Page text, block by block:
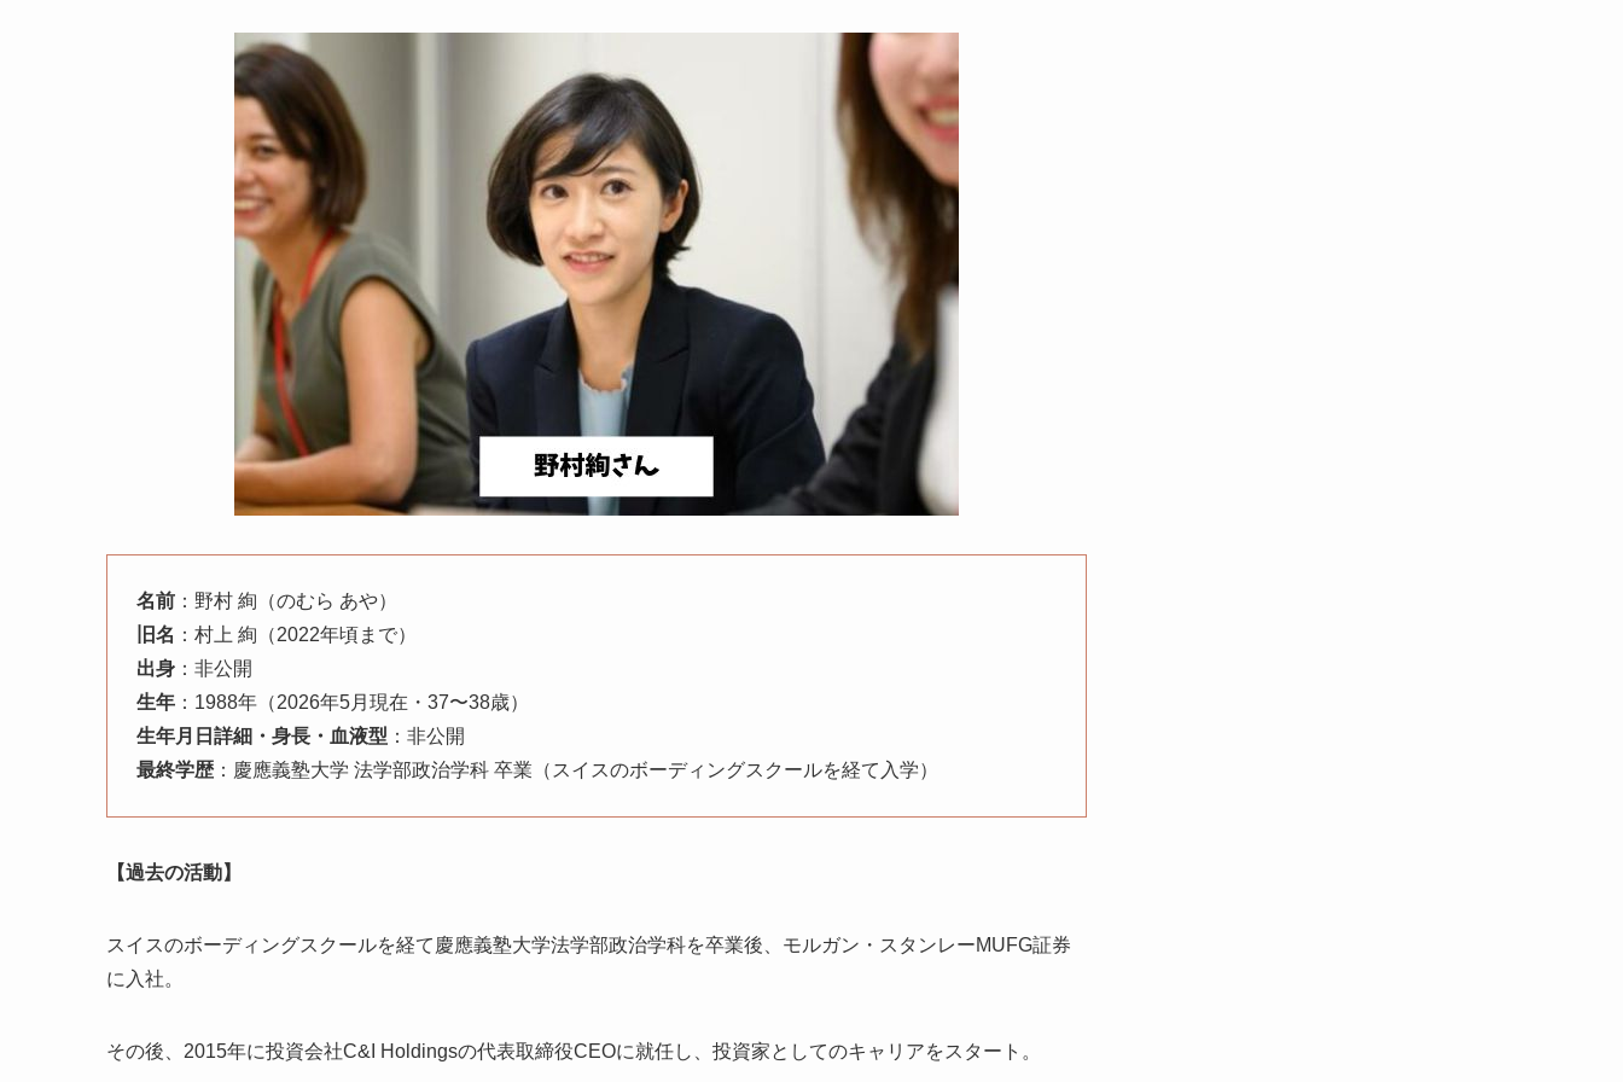
名前 ：野村 絢（のむら あや）
旧名 ：村上 絢（2022年頃まで）
出身 ：非公開
生年 ：1988年（2026年5月現在・37〜38歳）
生年月日詳細・身長・血液型 ：非公開
最終学歴 ：慶應義塾大学 法学部政治学科 卒業（スイスのボーディングスクールを経て入学）
【過去の活動】
スイスのボーディングスクールを経て慶應義塾大学法学部政治学科を卒業後、モルガン・スタンレーMUFG証券
に入社。
その後、2015年に投資会社C&I Holdingsの代表取締役CEOに就任し、投資家としてのキャリアをスタート。